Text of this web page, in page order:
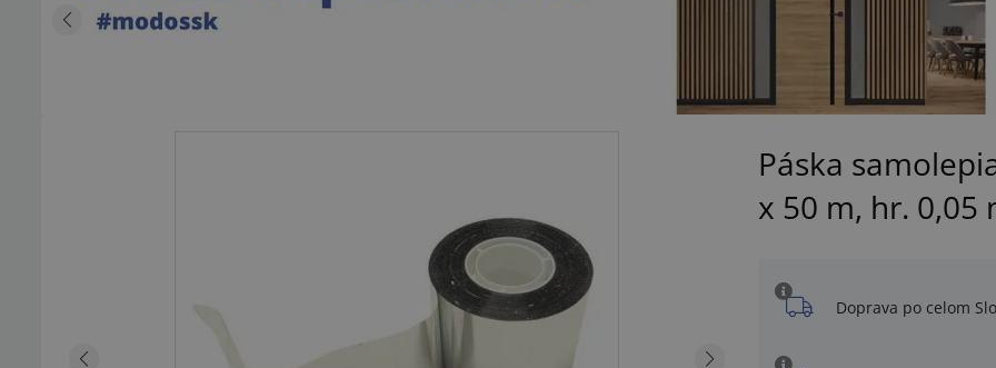
Páska
x 50 m, hr.
Doprava po celom